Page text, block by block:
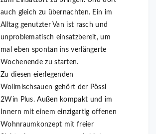
auch gleich zu übernachten. Ein im
Alltag genutzter Van ist rasch und
unproblematisch einsatzbereit, um
mal eben spontan ins verlängerte
Wochenende zu starten.
Zu diesen eierlegenden
Wollmischsauen gehört der Pössl
2Win Plus. Außen kompakt und im
Innern mit einem einzigartig offenen
Wohnraumkonzept mit freier